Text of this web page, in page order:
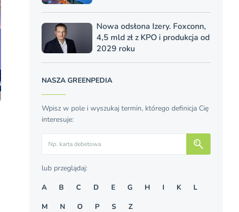
Nowa odsłona Izery. Foxconn,
4,5 mld zł z KPO i produkcja od
2029 roku
NASZA GREENPEDIA
Wpisz w pole i wyszukaj termin, którego definicja Cię
interesuje:
lub przeglądaj:
A
B C D E G H I K
L
M
N O P S Z